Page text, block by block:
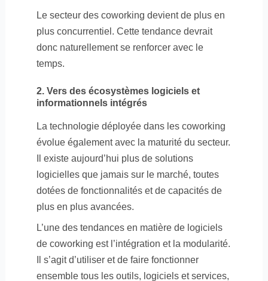
Le secteur des coworking devient de plus en
plus concurrentiel. Cette tendance devrait
donc naturellement se renforcer avec le
temps.
2. Vers des écosystèmes logiciels et
informationnels intégrés
La technologie déployée dans les coworking
évolue également avec la maturité du secteur.
Il existe aujourd’hui plus de solutions
logicielles que jamais sur le marché, toutes
dotées de fonctionnalités et de capacités de
plus en plus avancées.
L’une des tendances en matière de logiciels
de coworking est l’intégration et la modularité.
Il s’agit d’utiliser et de faire fonctionner
ensemble tous les outils, logiciels et services,